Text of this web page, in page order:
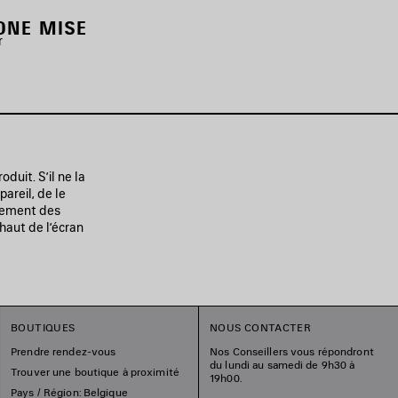
MISE
S’il ne la
de le
des
de l’écran
BOUTIQUES
Prendre rendez-vous
Trouver une boutique à proximité
Pays / Région: Belgique
NOUS CONTACTER
Nos Conseillers vous répondront
du lundi au samedi de 9h30 à
19h00.